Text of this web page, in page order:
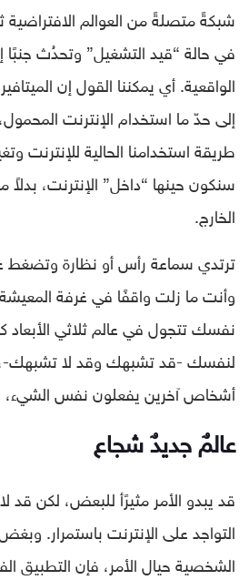
شبكةً متصلةً من العوالم الافتراضية
في حالة “قيد التشغيل” وتحدُث جنبًا
الواقعية. أي يمكننا القول إن
إلى حدّ ما استخدام الإنترنت
طريقة استخدامنا الحالية للإنترنت
سنكون حينها “داخل” الإنترنت، بدلاً
الخارج.
ترتدي سماعة رأس أو نظارة وتضغط
وأنت ما زلت واقفًا في غرفة
نفسك تتجول في عالم ثلاثي الأبعاد
لنفسك -قد تشبهك وقد لا تشبهك-،
أشخاص آخرين يفعلون نفس
عالمٌ جديدٌ شجاع
قد يبدو الأمر مثيرًأ للبعض، لكن قد
التواجد على الإنترنت باستمرار. وبغض
الشخصية حيال الأمر، فإن التطبيق